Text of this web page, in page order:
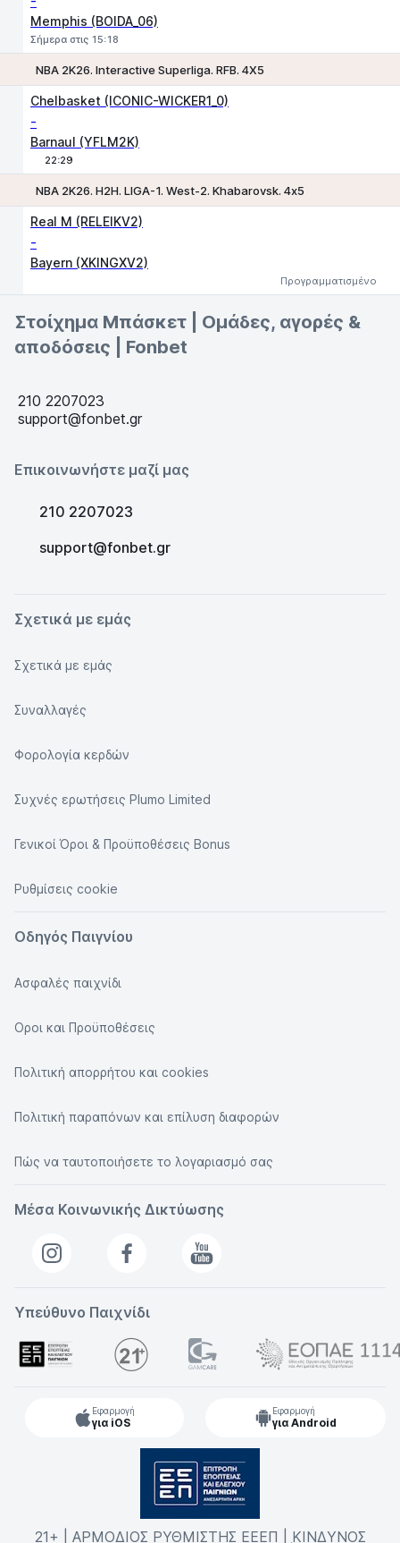
Memphis (BOIDA_06)
Σήμερα στις 15:18
NBA 2K26. Interactive Superliga. RFB. 4X5
Chelbasket (ICONIC-WICKER1_0)
-
Barnaul (YFLM2K)
22:29
NBA 2K26. H2H. LIGA-1. West-2. Khabarovsk. 4х5
Real M (RELEIKV2)
-
Bayern (XKINGXV2)
Προγραμματισμένο
Στοίχημα Μπάσκετ | Ομάδες, αγορές &
αποδόσεις | Fonbet
210 2207023
support@fonbet.gr
Επικοινωνήστε μαζί μας
210 2207023
support@fonbet.gr
Σχετικά με εμάς
Σχετικά με εμάς
Συναλλαγές
Φορολογία κερδών
Συχνές ερωτήσεις Plumo Limited
Γενικοί Όροι & Προϋποθέσεις Bonus
Ρυθμίσεις cookie
Οδηγός Παιγνίου
Ασφαλές παιχνίδι
Οροι και Προϋποθέσεις
Πολιτική απορρήτου και cookies
Πολιτική παραπόνων και επίλυση διαφορών
Πώς να ταυτοποιήσετε το λογαριασμό σας
Μέσα Κοινωνικής Δικτύωσης
Υπεύθυνο Παιχνίδι
Εφαρμογή
για iOS
Εφαρμογή
για Android
21+ | ΑΡΜΟΔΙΟΣ ΡΥΘΜΙΣΤΗΣ ΕΕΕΠ | ΚΙΝΔΥΝΟΣ